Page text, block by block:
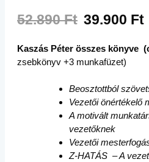
52.890 Ft 39.900 Ft
Kaszás Péter összes könyve
zsebkönyv +3 munkafüzet)
Beosztottból
Vezetői önértékelő
A motivált
vezetőknek
Vezetői
Z-HATÁS – A